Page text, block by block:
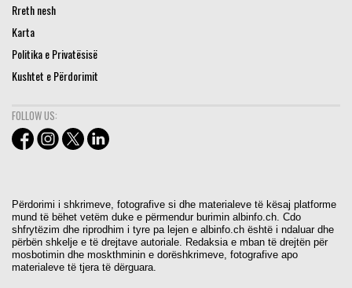
Rreth nesh
Karta
Politika e Privatësisë
Kushtet e Përdorimit
FOLLOW US:
Përdorimi i shkrimeve, fotografive si dhe materialeve të kësaj platforme
mund të bëhet vetëm duke e përmendur burimin albinfo.ch. Cdo
shfrytëzim dhe riprodhim i tyre pa lejen e albinfo.ch është i ndaluar dhe
përbën shkelje e të drejtave autoriale. Redaksia e mban të drejtën për
mosbotimin dhe moskthminin e dorëshkrimeve, fotografive apo
materialeve të tjera të dërguara.